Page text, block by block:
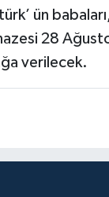
ün
28
verilecek.